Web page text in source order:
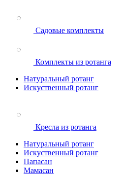
Садовые комплекты
Комплекты из ротанга
Натуральный ротанг
Искуственный ротанг
Кресла из ротанга
Натуральный ротанг
Искуственный ротанг
Папасан
Мамасан